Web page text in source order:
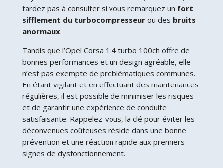
tardez pas à consulter si vous remarquez un fort
sifflement du turbocompresseurou des bruits
anormaux.
Tandis que l’Opel Corsa 1.4 turbo 100ch offre de
bonnes performances et un design agréable, elle
n’est pas exempte de problématiques communes.
En étant vigilant et en effectuant des maintenances
régulières, il est possible de minimiser les risques
et de garantir une expérience de conduite
satisfaisante. Rappelez-vous, la clé pour éviter les
déconvenues coûteuses réside dans une bonne
prévention et une réaction rapide aux premiers
signes de dysfonctionnement.